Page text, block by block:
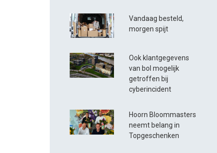
Vandaag besteld,
morgen spijt
Ook klantgegevens
van bol mogelijk
getroffen bij
cyberincident
Hoorn Bloommasters
neemt belang in
Topgeschenken